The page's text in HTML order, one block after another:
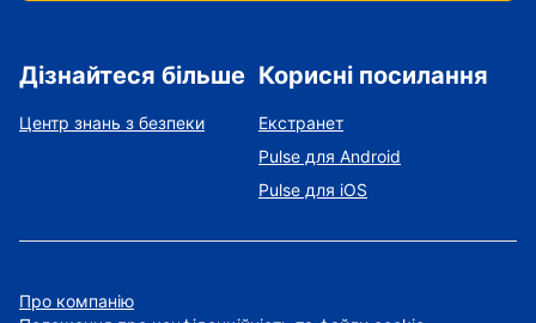
Дізнайтеся більше
Центр знань з безпеки
Корисні посилання
Екстранет
Pulse для Android
Pulse для iOS
Про компанію